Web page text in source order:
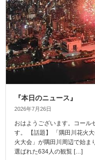
『本日のニュース』
2026年7月26日
おはようございます。コール
す。 【話題】 「隅田川花火
火大会」が隅田川周辺で始ま
選ばれた634人の観覧 […]